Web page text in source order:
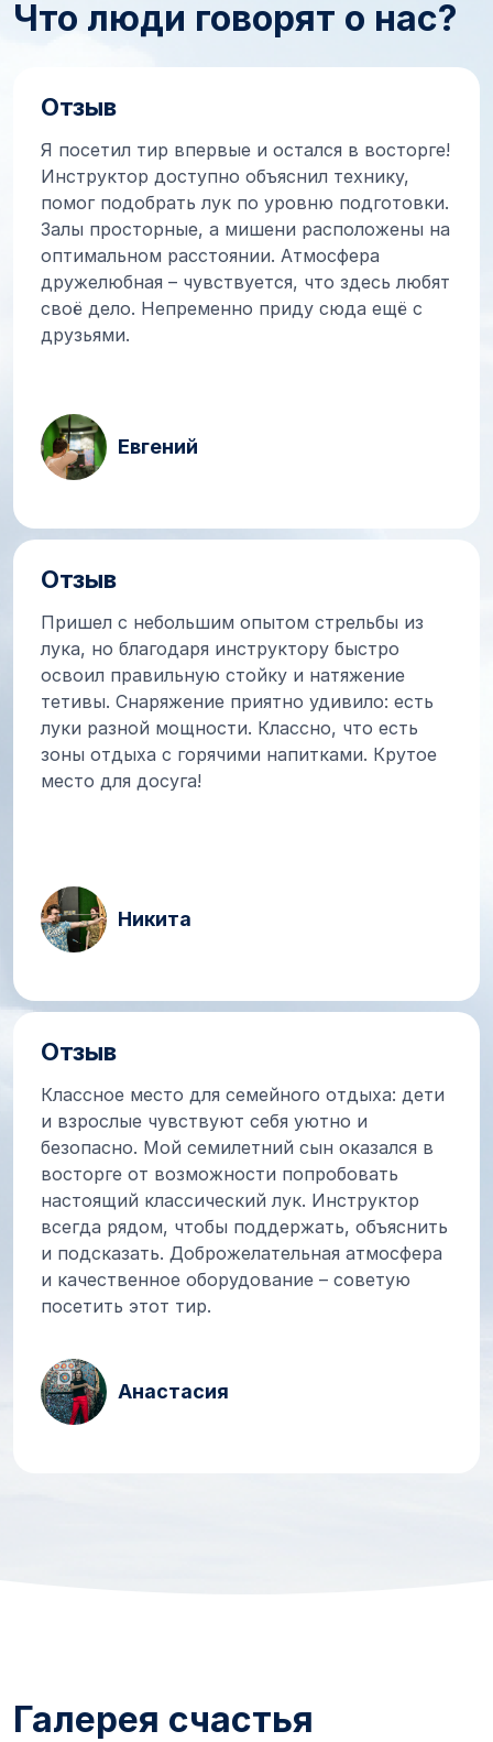
Что люди говорят о нас?
Отзыв
Я посетил тир впервые и остался в восторге!
Инструктор доступно объяснил технику,
помог подобрать лук по уровню подготовки.
Залы просторные, а мишени расположены на
оптимальном расстоянии. Атмосфера
дружелюбная – чувствуется, что здесь любят
своё дело. Непременно приду сюда ещё с
друзьями.
Евгений
Отзыв
Пришел с небольшим опытом стрельбы из
лука, но благодаря инструктору быстро
освоил правильную стойку и натяжение
тетивы. Снаряжение приятно удивило: есть
луки разной мощности. Классно, что есть
зоны отдыха с горячими напитками. Крутое
место для досуга!
Никита
Отзыв
Классное место для семейного отдыха: дети
и взрослые чувствуют себя уютно и
безопасно. Мой семилетний сын оказался в
восторге от возможности попробовать
настоящий классический лук. Инструктор
всегда рядом, чтобы поддержать, объяснить
и подсказать. Доброжелательная атмосфера
и качественное оборудование – советую
посетить этот тир.
Анастасия
Галерея счастья